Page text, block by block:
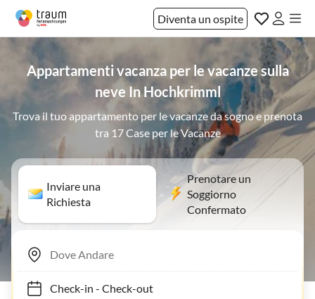
Diventa un ospite
Appartamenti vacanza per le vacanze sulla
neve In Hochkrimml
Trova il tuo appartamento per le vacanze da sogno e prenota
tra 17 Case per le Vacanze
Inviare una
Richiesta
Prenotare un
Soggiorno
Confermato
Check-in- Check-out